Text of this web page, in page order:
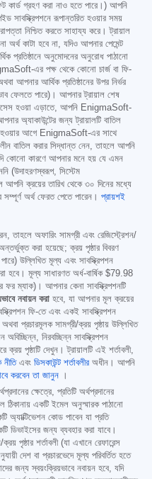
কার্ড গ্রহণ করা নাও হতে পারে।) আপনি
সাবস্ক্রিপশনে রূপান্তরিত হওয়ার সময়
নিশ্চিত করতে সাহায্য করে। ট্রায়াল
অর্থ কাটা হবে না, যদিও আপনার পেমেন্ট
প্রতিষ্ঠানে অনুমোদনের অনুরোধ পাঠানো
এর পক্ষ থেকে কোনো চার্জ বা ফি-
আপনার আর্থিক প্রতিষ্ঠানের উপর নির্ভর
ফেলতে পারে)। আপনার ট্রায়াল শেষ
হওয়া এড়াতে, আপনি EnigmaSoft-
অ্যাকাউন্টের জন্য ট্রায়ালটি বাতিল
হওয়ার আগে EnigmaSoft-এর সাথে
বাতিল করার সিদ্ধান্ত নেন, তাহলে আপনি
কোনো কারণে আপনার মনে হয় যে এমন
(উদাহরণস্বরূপ, সিস্টেম
আপনি ক্রয়ের তারিখ থেকে ৩০ দিনের মধ্যে
অর্থ ফেরত পেতে পারেন। প্রায়শই
তাহলে অফারিং সামগ্রী এবং রেজিস্ট্রেশন/
অন্তর্ভুক্ত করা হয়েছে; ক্রয় পৃষ্ঠার বিবরণ
উল্লিখিত মূল্য এবং সাবস্ক্রিপশন
মূল্য সাধারণত অর্ধ-বার্ষিক $79.98
ফর ম্যাক)। আপনার কেনা সাবস্ক্রিপশনটি
নবায়ন করা হবে, যা আপনার মূল ক্রয়ের
ফি-তে এবং একই সাবস্ক্রিপশন
প্রচারমূলক সামগ্রী/ক্রয় পৃষ্ঠায় উল্লিখিত
নিরবচ্ছিন্ন সাবস্ক্রিপশন
পৃষ্ঠাটি দেখুন। ট্রায়ালটি এই শর্তাবলী,
এবং ডিসকাউন্ট শর্তাবলীর অধীন। আপনি
করবেন তা জানুন ।
ক্ষেত্রে, প্রতিটি অর্থপ্রদানের
একটি ইমেল অনুস্মারক পাঠানো
কোড পাবেন যা প্রতি
ডিভাইসের জন্য ব্যবহার করা যাবে।
পৃষ্ঠার শর্তাবলী (যা এখানে রেফারেন্স
দেশ বা প্রচারভেদে মূল্য পরিবর্তিত হতে
জন্য স্বয়ংক্রিয়ভাবে নবায়ন হবে, যদি